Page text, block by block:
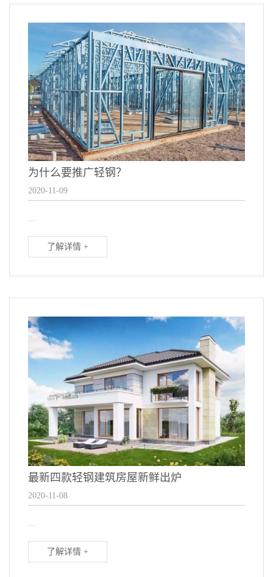
为什么要推广轻钢？
2020-11-09
...
了解详情 +
最新四款轻钢建筑房屋新鲜出炉
2020-11-08
...
了解详情 +